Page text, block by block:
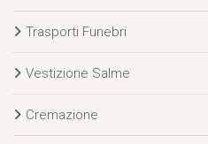
Trasporti Funebri
Vestizione Salme
Cremazione